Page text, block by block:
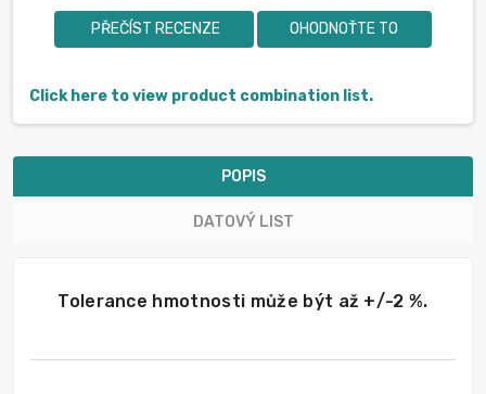
PŘEČÍST RECENZE OHODNOŤTE TO
Click here to view product combination list.
POPIS
DATOVÝ LIST
Tolerance hmotnosti může být až +/-2 %.